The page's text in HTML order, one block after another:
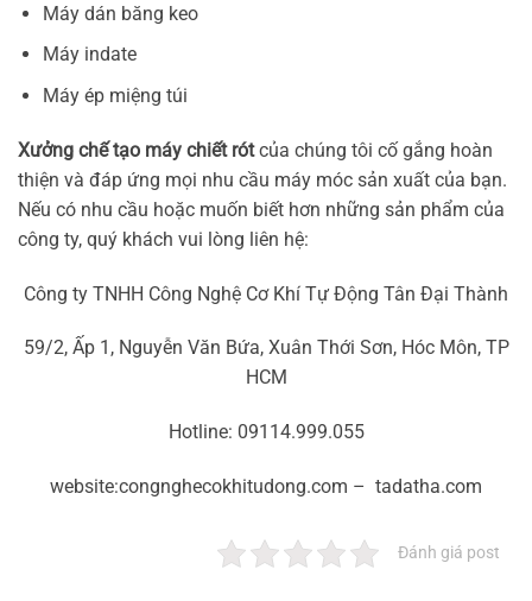
Máy dán băng keo
Máy indate
Máy ép miệng túi
Xưởng chế tạo máy chiết rótcủa chúng tôi cố gắng hoàn
thiện và đáp ứng mọi nhu cầu máy móc sản xuất của bạn.
Nếu có nhu cầu hoặc muốn biết hơn những sản phẩm của
công ty, quý khách vui lòng liên hệ:
Công ty TNHH Công Nghệ Cơ Khí Tự Động Tân Đại Thành
59/2, Ấp 1, Nguyễn Văn Bứa, Xuân Thới Sơn, Hóc Môn, TP
HCM
Hotline: 09114.999.055
website:congnghecokhitudong.com – tadatha.com
Đánh giá post